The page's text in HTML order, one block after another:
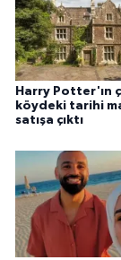
Harry Potter'ın
köydeki tarihi
satışa çıktı